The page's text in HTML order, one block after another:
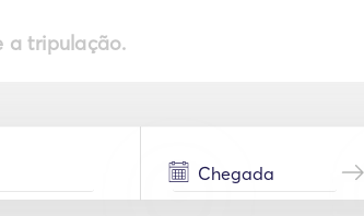
a tripulação.